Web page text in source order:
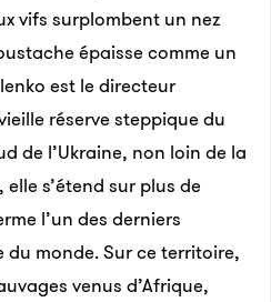
vifs surplombent un nez
épaisse comme un
est le directeur
réserve steppique du
de l’Ukraine, non loin de la
s’étend sur plus de
l’un des derniers
monde. Sur ce territoire,
venus d’Afrique,